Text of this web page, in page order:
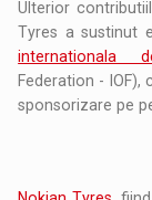
Ulterior
Tyres a sustinut
internationala
Federation -
sponsorizare pe